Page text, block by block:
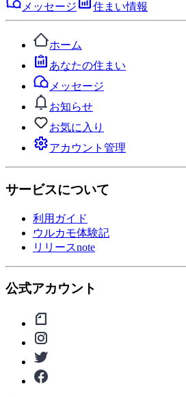
メッセージ 住まい情報
ホーム
あなたの住まい
メッセージ
お知らせ
お気に入り
アカウント管理
サービスについて
利用ガイド
ウルカモ体験記
リリースnote
公式アカウント